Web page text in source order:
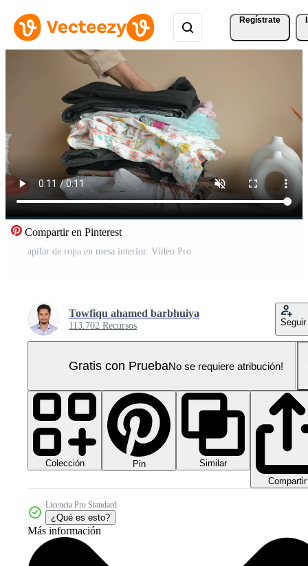
Regístrate
Compartir en Pinterest
apilar de ropa en mesa interior. Vídeo Pro
Towfiqu ahamed barbhuiya
113.702 Recursos Seguir
Gratis con PruebaNo se requiere atribución!
Colección Pin
Similar
Compartir
Licencia Pro Standard
¿Qué es esto?
Más información